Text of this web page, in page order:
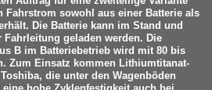
Fahrstrom sowohl aus einer Batterie als
Die Batterie kann im Stand und
Fahrleitung geladen werden. Die
B im Batteriebetrieb wird mit 80 bis
Zum Einsatz kommen Lithiumtitanat-
die unter den Wagenböden